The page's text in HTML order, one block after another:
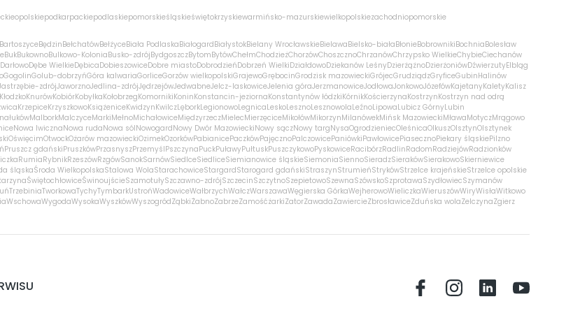
opolskiepodkarpackiepodlaskiepomorskieśląskieświętokrzyskiewarmińsko-mazurskiewielkopolskiezachodniopomorskie
BartoszyceBędzinBełchatówBełżyceBiała PodlaskaBiałogardBiałystokBielany WrocławskieBielawaBielsko-białaBłonieBobrownikiBochniaBolesław
BukBukownoBulkowo-KoloniaBusko-zdrójBydgoszczBytomBytówChełmChodzieżChorzówChoszcznoChrzanówChrzypsko WielkieChybieCiechanów
DarłowoDębe WielkieDębicaDobieszowiceDobre miastoDobrodzieńDobrzeń WielkiDziałdowoDziekanów LeśnyDzierżążnoDzierżoniówDźwierzutyElbląg
GogolinGolub-dobrzyńGóra kalwariaGorliceGorzów wielkopolskiGrajewoGrębocinGrodzisk mazowieckiGrójecGrudziądzGryficeGubinHalinów
zdrójJaworznoJedlina-zdrójJędrzejówJedwabneJelcz-laskowiceJelenia góraJerzmanowiceJodłowaJonkowoJózefówKajetanyKaletyKalisz
KłodzkoKnurówKobiórKobyłkaKołobrzegKomornikiKoninKonstancin-jeziornaKonstantynów łódzkiKórnikKościerzynaKostrzynKostrzyn nad odrą
KrzepiceKrzyszkowoKsiążeniceKwidzynKwilczLęborkLegionowoLegnicaLeskoLesznoLesznowolaLeźnoLipowaLubicz GórnyLubin
łukówMalborkMalczyceMarkiMełnoMichałowiceMiędzyrzeczMielecMierzęciceMikołówMikorzynMilanówekMińsk MazowieckiMławaMotyczMrągowo
Nowa IwicznaNowa rudaNowa sólNowogardNowy Dwór MazowieckiNowy sączNowy targNysaOgrodzieniecOleśnicaOlkuszOlsztynOlsztynek
OświęcimOtwockOżarów mazowieckiOzimekOzorkówPabianicePaczkówPajęcznoPalczowicePaniówkiPawłowicePiasecznoPiekary śląskiePilzno
Pruszcz gdańskiPruszkówPrzasnyszPrzemyślPszczynaPuckPuławyPułtuskPuszczykowoPyskowiceRacibórzRadlinRadomRadziejówRadzionków
RumiaRybnikRzeszówRzgówSanokSarnówSiedlceSiedliceSiemianowice śląskieSiemoniaSiennoSieradzSierakówSierakowoSkierniewice
śląskaŚroda WielkopolskaStalowa WolaStarachowiceStargardStarogard gdańskiStraszynStrumieńStrykówStrzelce krajeńskieStrzelce opolskie
ŚwiętochłowiceŚwinoujścieSzamotułySzczawno-zdrójSzczecinSzczytnoSzepietowoSzewnaSzówskoSzprotawaSzydłowiecSzymanów
TrzebiniaTworkowaTychyTymbarkUstrońWadowiceWałbrzychWałczWarszawaWęgierska GórkaWejherowoWieliczkaWieruszówWiryWisłaWitkowo
WschowaWygodaWysokaWyszkówWyszogródZąbkiŻabnoZabrzeZamośćżarkiZatorZawadaZawiercieZbrosławiceZduńska wolaZelczynaZgierz